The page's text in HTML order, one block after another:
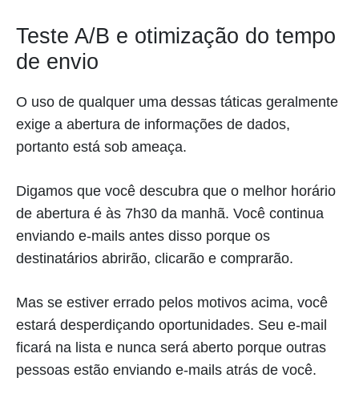
Teste A/B e otimização do tempo
de envio
O uso de qualquer uma dessas táticas geralmente
exige a abertura de informações de dados,
portanto está sob ameaça.
Digamos que você descubra que o melhor horário
de abertura é às 7h30 da manhã. Você continua
enviando e-mails antes disso porque os
destinatários abrirão, clicarão e comprarão.
Mas se estiver errado pelos motivos acima, você
estará desperdiçando oportunidades. Seu e-mail
ficará na lista e nunca será aberto porque outras
pessoas estão enviando e-mails atrás de você.